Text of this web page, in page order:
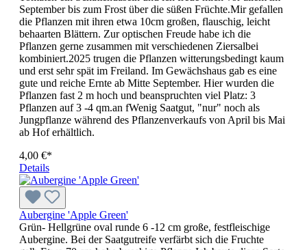
September bis zum Frost über die süßen Früchte.Mir gefallen
die Pflanzen mit ihren etwa 10cm großen, flauschig, leicht
behaarten Blättern. Zur optischen Freude habe ich die
Pflanzen gerne zusammen mit verschiedenen Ziersalbei
kombiniert.2025 trugen die Pflanzen witterungsbedingt kaum
und erst sehr spät im Freiland. Im Gewächshaus gab es eine
gute und reiche Ernte ab Mitte September. Hier wurden die
Pflanzen fast 2 m hoch und beanspruchten viel Platz: 3
Pflanzen auf 3 -4 qm.an fWenig Saatgut, "nur" noch als
Jungpflanze während des Pflanzenverkaufs von April bis Mai
ab Hof erhältlich.
4,00 €*
Details
Aubergine 'Apple Green'
Grün- Hellgrüne oval runde 6 -12 cm große, festfleischige
Aubergine. Bei der Saatgutreife verfärbt sich die Fruchte